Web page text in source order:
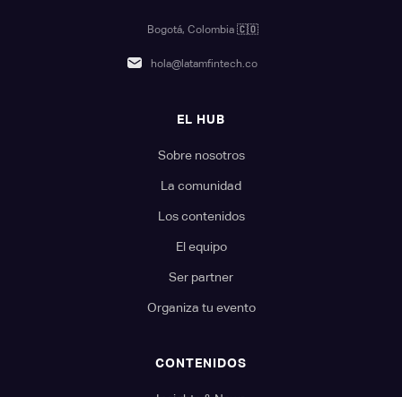
Bogotá, Colombia 🇨🇴
hola@latamfintech.co
EL HUB
Sobre nosotros
La comunidad
Los contenidos
El equipo
Ser partner
Organiza tu evento
CONTENIDOS